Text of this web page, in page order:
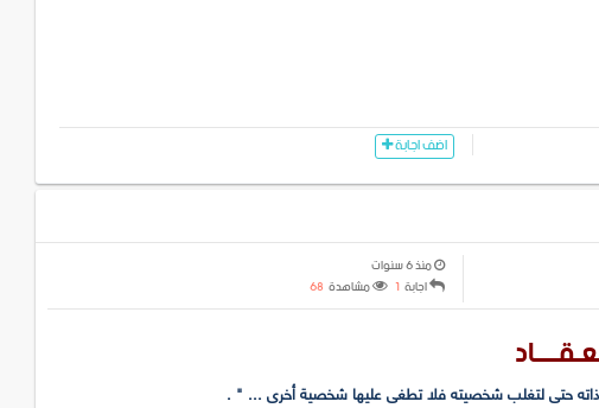
اضف اجابة
منذ 6 سنوات
اجابة1 مشاهدة68
حتى لتغلب شخصيته فلا تطغى عليها شخصية أخرى ... " .